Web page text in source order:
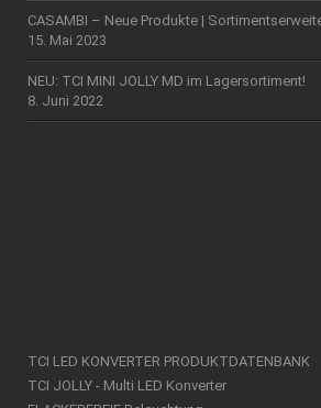
CASAMBI – Neue Produkte |
15. Mai 2023
NEU: TCI MINI JOLLY MD im Lagersortiment!
8. Juni 2022
TCI LED KONVERTER PRODUKTDATENBANK
TCI JOLLY - Multi LED Konverter